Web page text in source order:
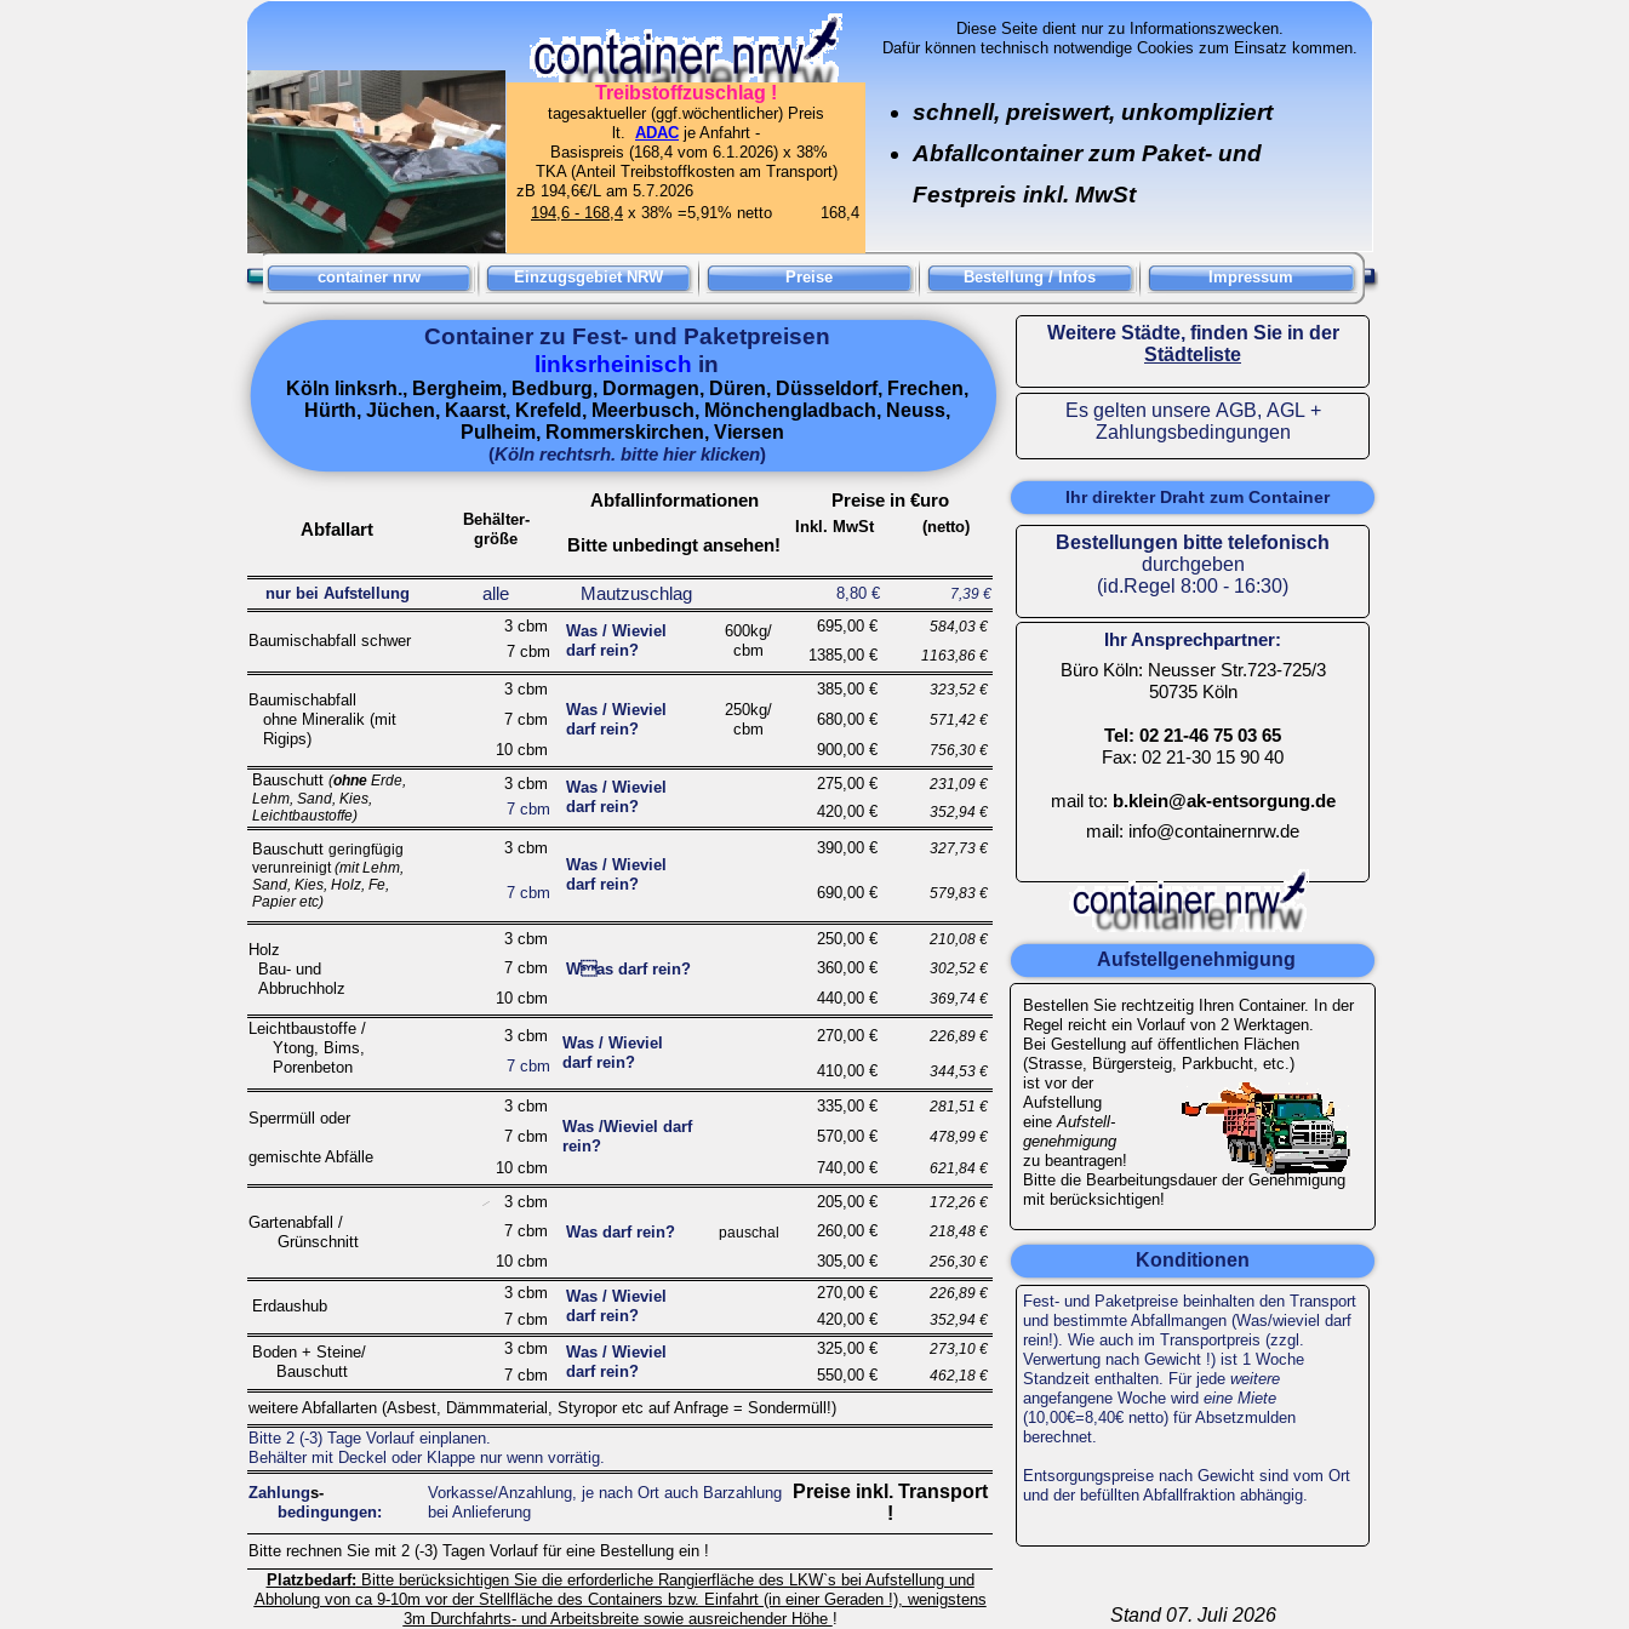
container nrw Einzugsgebiet NRW Preise Bestellung / Infos Impressum
schnell, preiswert, unkompliziert
Abfallcontainer zum Paket- und
Festpreis inkl. MwSt
Diese Seite dient nur zu Informationszwecken.
Dafür können technisch notwendige Cookies zum Einsatz kommen.
Ihr Ansprechpartner:
Büro Köln: Neusser Str.723-725/3
50735 Köln
Tel: 02 21-46 75 03 65
Fax: 02 21-30 15 90 40
mail to: b.klein@ak-entsorgung.de
mail: info@containernrw.de
Es gelten unsere AGB, AGL +
Zahlungsbedingungen
Bestellungen bitte telefonisch
durchgeben
(id.Regel 8:00 - 16:30)
Aufstellgenehmigung
Konditionen
Fest- und Paketpreise beinhalten den Transport
und bestimmte Abfallmangen (Was/wieviel darf
rein!). Wie auch im Transportpreis (zzgl.
Verwertung nach Gewicht !) ist 1 Woche
Standzeit enthalten. Für jede weitere
angefangene Woche wird eine Miete
(10,00€=8,40€ netto) für Absetzmulden
berechnet.
Entsorgungspreise nach Gewicht sind vom Ort
und der befüllten Abfallfraktion abhängig.
Ihr direkter Draht zum Container
Weitere Städte, finden Sie in der
Städteliste
Bestellen Sie rechtzeitig Ihren Container. In der
Regel reicht ein Vorlauf von 2 Werktagen.
Bei Gestellung auf öffentlichen Flächen
(Strasse, Bürgersteig, Parkbucht, etc.)
ist vor der
Aufstellung
eineAufstell-
genehmigung
zu beantragen!
Bitte die Bearbeitungsdauer der Genehmigung
mit berücksichtigen!
Abfallart
Behälter-
größe
Abfallinformationen Preise in €uro
Bitte unbedingt ansehen!
Inkl. MwSt (netto)
nur bei Aufstellung alle Mautzuschlag 8,80 € 7,39 €
Baumischabfall schwer
3 cbm
Was / Wieviel
darf rein?
600kg/
cbm
695,00 € 584,03 €
7 cbm 1385,00 € 1163,86 €
Baumischabfall
ohne Mineralik (mit
Rigips)
3 cbm
Was / Wieviel
darf rein?
250kg/
cbm
385,00 € 323,52 €
7 cbm 680,00 € 571,42 €
10 cbm 900,00 € 756,30 €
Bauschutt (ohne Erde,
Lehm, Sand, Kies,
Leichtbaustoffe)
3 cbm
Was / Wieviel
darf rein?
275,00 € 231,09 €
7 cbm 420,00 € 352,94 €
Bauschutt geringfügig
verunreinigt(mit Lehm,
Sand, Kies, Holz, Fe,
Papier etc)
3 cbm
Was / Wieviel
darf rein?
390,00 € 327,73 €
7 cbm 690,00 € 579,83 €
Holz
Bau- und
Abbruchholz
3 cbm
Was darf rein?
250,00 € 210,08 €
7 cbm 360,00 € 302,52 €
10 cbm 440,00 € 369,74 €
Leichtbaustoffe /
Ytong, Bims,
Porenbeton
3 cbm
Was / Wieviel
darf rein?
270,00 € 226,89 €
7 cbm 410,00 € 344,53 €
Sperrmüll oder
gemischte Abfälle
3 cbm
Was /Wieviel darf
rein?
335,00 € 281,51 €
7 cbm 570,00 € 478,99 €
10 cbm 740,00 € 621,84 €
Gartenabfall /
Grünschnitt
3 cbm
Was darf rein?
pauschal
205,00 € 172,26 €
7 cbm 260,00 € 218,48 €
10 cbm 305,00 € 256,30 €
Erdaushub
3 cbm
Was / Wieviel
darf rein?
270,00 € 226,89 €
7 cbm 420,00 € 352,94 €
Boden + Steine/
Bauschutt
3 cbm
Was / Wieviel
darf rein?
325,00 € 273,10 €
7 cbm 550,00 € 462,18 €
weitere Abfallarten (Asbest, Dämmmaterial, Styropor etc auf Anfrage = Sondermüll!)
Bitte 2 (-3) Tage Vorlauf einplanen.
Behälter mit Deckel oder Klappe nur wenn vorrätig.
Zahlungs-
bedingungen:
Vorkasse/Anzahlung, je nach Ort auch Barzahlung
bei Anlieferung
Preise inkl. Transport
!
Bitte rechnen Sie mit 2 (-3) Tagen Vorlauf für eine Bestellung ein !
Platzbedarf: Bitte berücksichtigen Sie die erforderliche Rangierfläche des LKW`s bei Aufstellung und
Abholung von ca 9-10m vor der Stellfläche des Containers bzw. Einfahrt (in einer Geraden !), wenigstens
3m Durchfahrts-und Arbeitsbreite sowie ausreichender Höhe !
Container zu Fest-und Paketpreisen
linksrheinisch in
Köln linksrh., Bergheim, Bedburg, Dormagen, Düren, Düsseldorf, Frechen,
Hürth, Jüchen, Kaarst, Krefeld, Meerbusch, Mönchengladbach, Neuss,
Pulheim, Rommerskirchen, Viersen
(Köln rechtsrh. bitte hier klicken)
Treibstoffzuschlag !
tagesaktueller (ggf.wöchentlicher) Preis
lt. ADAC je Anfahrt -
Basispreis (168,4 vom 6.1.2026) x 38%
TKA (Anteil Treibstoffkosten am Transport)
zB 194,6€/L am 5.7.2026
194,6 - 168,4 x 38% =5,91% netto 168,4
Stand 07. Juli 2026